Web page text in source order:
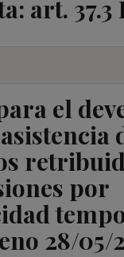
art. 37.3
el
por
28/05/